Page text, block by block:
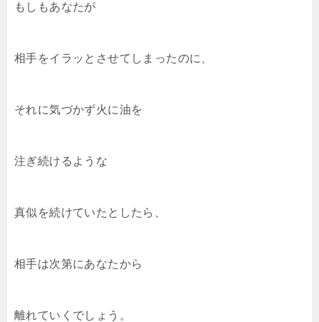
もしもあなたが
相手をイラッとさせてしまったのに、
それに気づかず火に油を
注ぎ続けるような
真似を続けていたとしたら、
相手は次第にあなたから
離れていくでしょう。